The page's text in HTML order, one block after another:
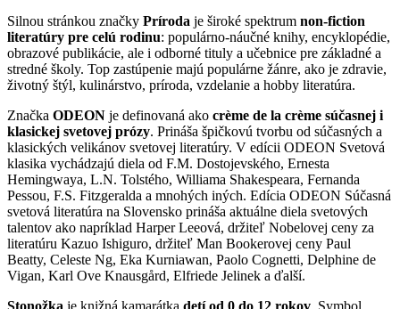
Silnou stránkou značky Príroda je široké spektrum non-fiction
literatúry pre celú rodinu: populárno-náučné knihy, encyklopédie,
obrazové publikácie, ale i odborné tituly a učebnice pre základné a
stredné školy. Top zastúpenie majú populárne žánre, ako je zdravie,
životný štýl, kulinárstvo, príroda, vzdelanie a hobby literatúra.
Značka ODEON je definovaná ako crème de la crème súčasnej i
klasickej svetovej prózy. Prináša špičkovú tvorbu od súčasných a
klasických velikánov svetovej literatúry. V edícii ODEON Svetová
klasika vychádzajú diela od F.M. Dostojevského, Ernesta
Hemingwaya, L.N. Tolstého, Williama Shakespeara, Fernanda
Pessou, F.S. Fitzgeralda a mnohých iných. Edícia ODEON Súčasná
svetová literatúra na Slovensko prináša aktuálne diela svetových
talentov ako napríklad Harper Leeová, držiteľ Nobelovej ceny za
literatúru Kazuo Ishiguro, držiteľ Man Bookerovej ceny Paul
Beatty, Celeste Ng, Eka Kurniawan, Paolo Cognetti, Delphine de
Vigan, Karl Ove Knausgård, Elfriede Jelinek a ďalší.
Stonožka je knižná kamarátka detí od 0 do 12 rokov. Symbol